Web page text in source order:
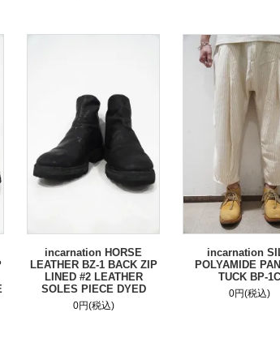
incarnation HORSE
LEATHER BZ-1 BACK ZIP
LINED #2 LEATHER
SOLES PIECE DYED
0円(税込)
incarnation
POLYAMIDE
TUCK BP-1C
0円(税込)